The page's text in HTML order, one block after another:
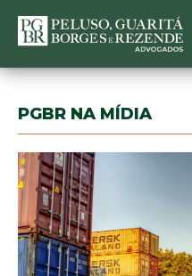
PGBR NA MÍDIA